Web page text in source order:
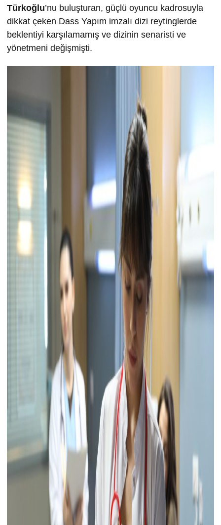
Türkoğlu’nu buluşturan, güçlü oyuncu kadrosuyla
dikkat çeken Dass Yapım imzalı dizi reytinglerde
beklentiyi karşılamamış ve dizinin senaristi ve
yönetmeni değişmişti.